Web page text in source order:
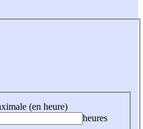
(en heure)
heures